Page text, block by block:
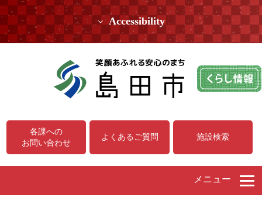
Accessibility
各課への
お問い合わせ
よくあるご質問 施設検索
メニュー